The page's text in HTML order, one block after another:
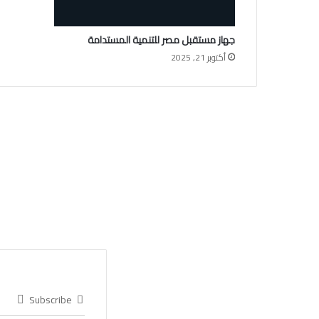
جهاز مستقبل مصر للتنمية المستدامة
أكتوبر 21, 2025
Subscribe